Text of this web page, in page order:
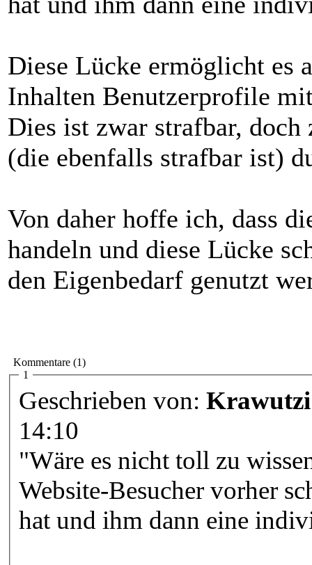
Diese Lücke ermöglicht es
Inhalten Benutzerprofile
Dies ist zwar strafbar, doch
(die ebenfalls strafbar ist)
Von daher hoffe ich, dass
handeln und diese Lücke
den Eigenbedarf genutzt
Kommentare (1)
1
Geschrieben von:
14:10
"Wäre es nicht toll zu
Website-Besucher vorher
hat und ihm dann eine